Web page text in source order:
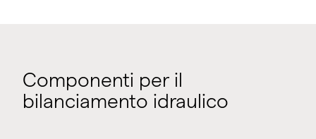
Componenti per il
bilanciamento idraulico